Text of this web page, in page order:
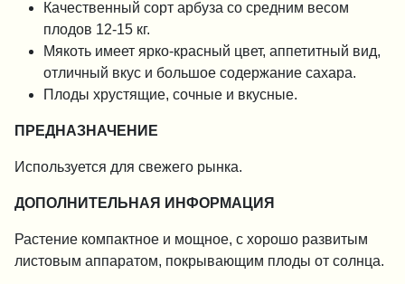
Качественный сорт арбуза со средним весом
плодов 12-15 кг.
Мякоть имеет ярко-красный цвет, аппетитный вид,
отличный вкус и большое содержание сахара.
Плоды хрустящие, сочные и вкусные.
ПРЕДНАЗНАЧЕНИЕ
Используется для свежего рынка.
ДОПОЛНИТЕЛЬНАЯ ИНФОРМАЦИЯ
Растение компактное и мощное, с хорошо развитым
листовым аппаратом, покрывающим плоды от солнца.